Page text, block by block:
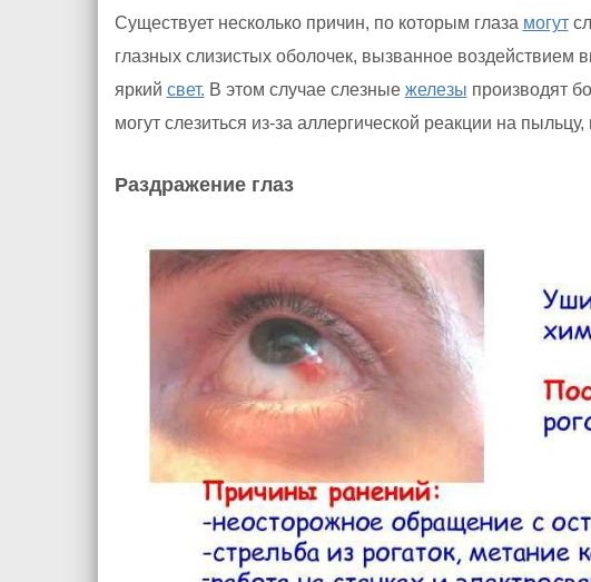
Существует несколько причин, по которым глаза могут
глазных слизистых оболочек, вызванное воздействием
яркий свет. В этом случае слезные железы производят
могут слезиться из-за аллергической реакции на
Раздражение глаз